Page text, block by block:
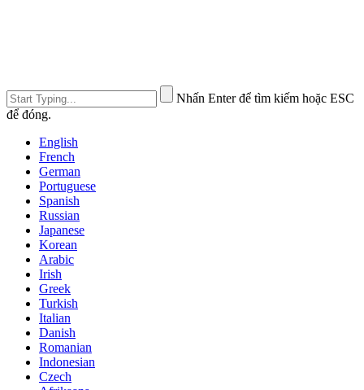
Nhấn Enter để tìm kiếm hoặc ESC
để đóng.
English
French
German
Portuguese
Spanish
Russian
Japanese
Korean
Arabic
Irish
Greek
Turkish
Italian
Danish
Romanian
Indonesian
Czech